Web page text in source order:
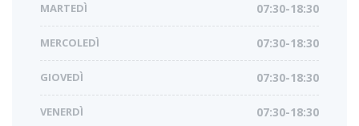
MARTEDÌ 07:30-18:30
MERCOLEDÌ 07:30-18:30
GIOVEDÌ 07:30-18:30
VENERDÌ 07:30-18:30